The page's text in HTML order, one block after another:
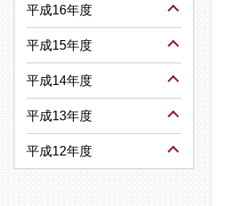
平成16年度
平成15年度
平成14年度
平成13年度
平成12年度